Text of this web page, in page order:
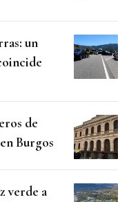
un
de
Burgos
verde a